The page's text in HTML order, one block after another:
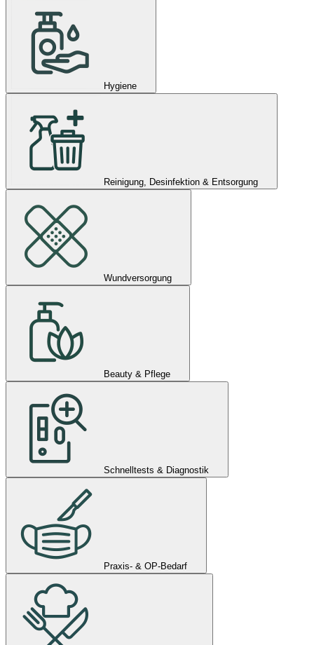
Hygiene
Reinigung, Desinfektion & Entsorgung
Wundversorgung
Beauty & Pflege
Schnelltests & Diagnostik
Praxis- & OP-Bedarf